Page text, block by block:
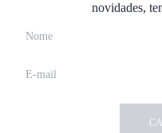
novidades,